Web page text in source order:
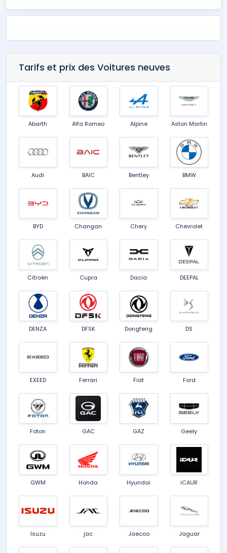
Tarifs et prix des Voitures neuves
Abarth Alfa Romeo Alpine Aston Martin
Audi BAIC Bentley BMW
BYD Changan Chery Chevrolet
Citroën Cupra Dacia DEEPAL
DENZA DFSK Dongfeng DS
EXEED Ferrari Fiat Ford
Foton GAC GAZ Geely
GWM Honda Hyundai iCAUR
Isuzu jac Jaecoo Jaguar